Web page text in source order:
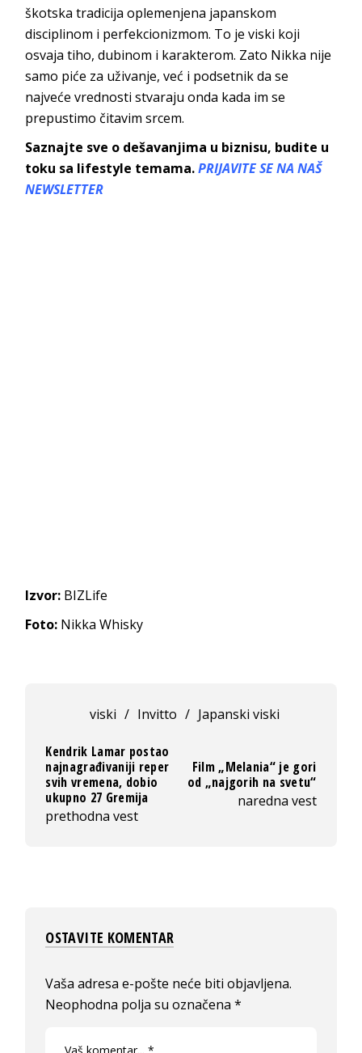
škotska tradicija oplemenjena japanskom
disciplinom i perfekcionizmom. To je viski koji
osvaja tiho, dubinom i karakterom. Zato Nikka nije
samo piće za uživanje, već i podsetnik da se
najveće vrednosti stvaraju onda kada im se
prepustimo čitavim srcem.
Saznajte sve o dešavanjima u biznisu, budite u
toku sa lifestyle temama.PRIJAVITE SE NA NAŠ
NEWSLETTER
Izvor: BIZLife
Foto: Nikka Whisky
viski / Invitto / Japanski viski
Kendrik Lamar postao
najnagrađivaniji reper
svih vremena, dobio
ukupno 27 Gremija
prethodna vest
Film „Melania“ je gori
od „najgorih na svetu“
naredna vest
OSTAVITE KOMENTAR
Vaša adresa e-pošte neće biti objavljena.
Neophodna polja su označena*